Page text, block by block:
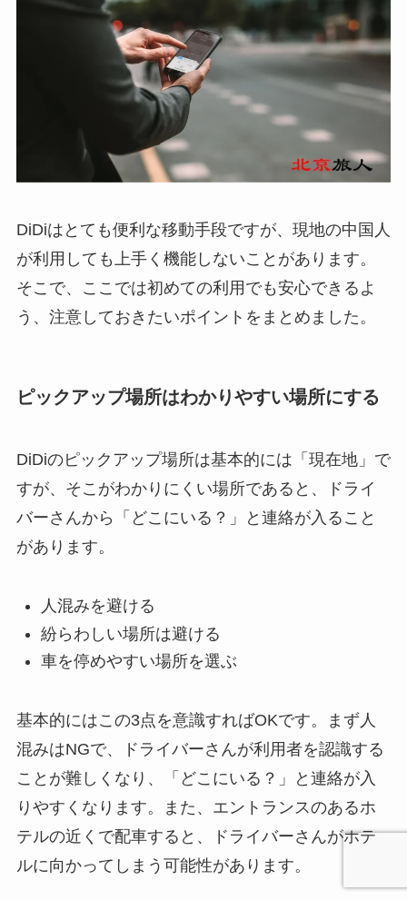
DiDiはとても便利な移動手段ですが、現地の中国人
が利用しても上手く機能しないことがあります。
そこで、ここでは初めての利用でも安心できるよ
う、注意しておきたいポイントをまとめました。
ピックアップ場所はわかりやすい場所にする
DiDiのピックアップ場所は基本的には「現在地」で
すが、そこがわかりにくい場所であると、ドライ
バーさんから「どこにいる？」と連絡が入ること
があります。
人混みを避ける
紛らわしい場所は避ける
車を停めやすい場所を選ぶ
基本的にはこの3点を意識すればOKです。まず人
混みはNGで、ドライバーさんが利用者を認識する
ことが難しくなり、「どこにいる？」と連絡が入
りやすくなります。また、エントランスのあるホ
テルの近くで配車すると、ドライバーさんがホテ
ルに向かってしまう可能性があります。